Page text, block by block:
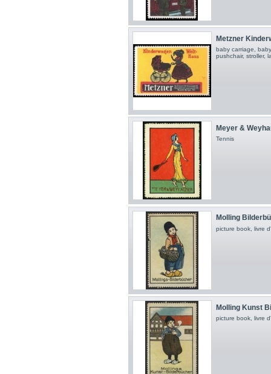
Metzner
baby carriage,
pushchair, stroller,
Meyer &
Tennis
Molling
picture book, livre
Molling Kunst
picture book, livre